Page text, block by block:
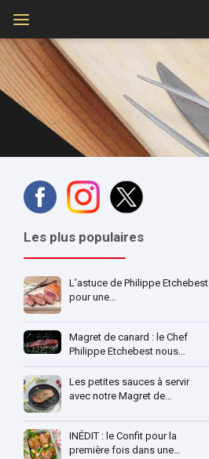
Les plus populaires
L’astuce de Philippe Etchebest
pour une…
Magret de canard : le Chef
Philippe Etchebest nous…
Les petites sauces à servir
avec notre Magret de…
INÉDIT : le Confit pour la
première fois dans une…